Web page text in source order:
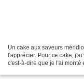
Un cake aux saveurs
l'apprécier. Pour ce cake,
c'est-à-dire que je l'ai monté